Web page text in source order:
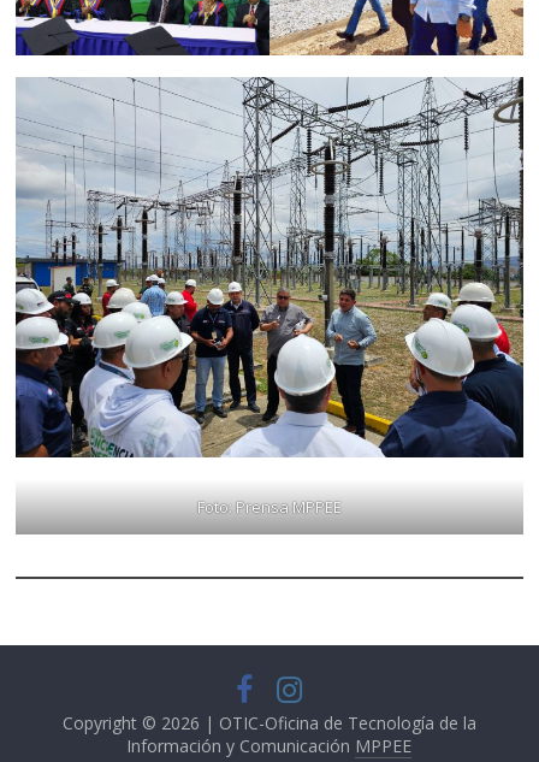
Foto: Prensa MPPEE
Copyright © 2026 | OTIC-Oficina de Tecnología de la
Información y Comunicación MPPEE